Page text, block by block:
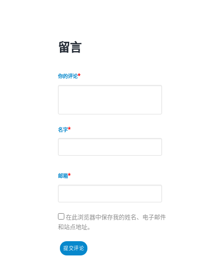
留言
你的评论
名字
邮箱
在此浏览器中保存我的姓名、电子邮件
和站点地址。